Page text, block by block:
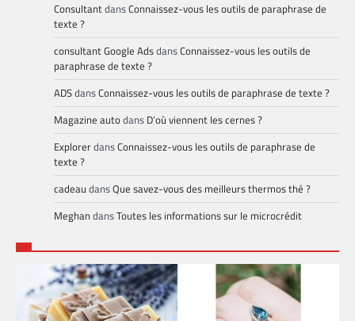
ConsultantdansConnaissez-vous les outils de paraphrase de
texte ?
consultant Google AdsdansConnaissez-vous les outils de
paraphrase de texte ?
ADSdansConnaissez-vous les outils de paraphrase de texte ?
Magazine autodans D’où viennent les cernes ?
ExplorerdansConnaissez-vous les outils de paraphrase de
texte ?
cadeau dansQue savez-vous des meilleurs thermos thé ?
MeghandansToutes les informations sur le microcrédit